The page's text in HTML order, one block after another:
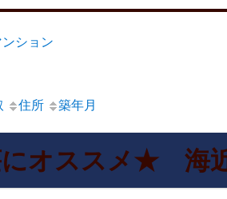
ション
住所 築年月
オススメ★ 海